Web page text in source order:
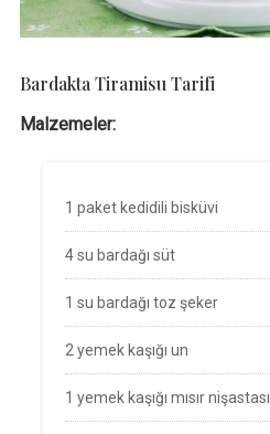
Bardakta Tiramisu Tarifi
Malzemeler:
1 paket kedidili bisküvi
4 su bardağı süt
1 su bardağı toz şeker
2 yemek kaşığı un
1 yemek kaşığı mısır nişastası